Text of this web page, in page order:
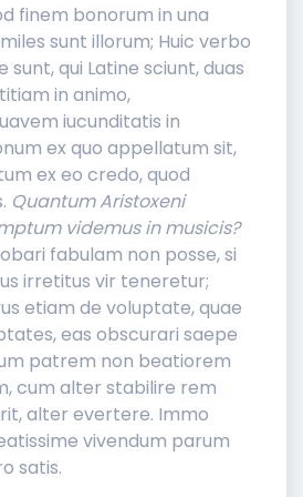
finem bonorum in una
sunt illorum; Huic verbo
sunt, qui Latine sciunt, duas
in animo,
iucunditatis in
ex quo appellatum sit,
ex eo credo, quod
Quantum Aristoxeni
videmus in musicis?
fabulam non posse, si
irretitus vir teneretur;
etiam de voluptate, quae
eas obscurari saepe
patrem non beatiorem
cum alter stabilire rem
alter evertere. Immo
vivendum parum
satis.